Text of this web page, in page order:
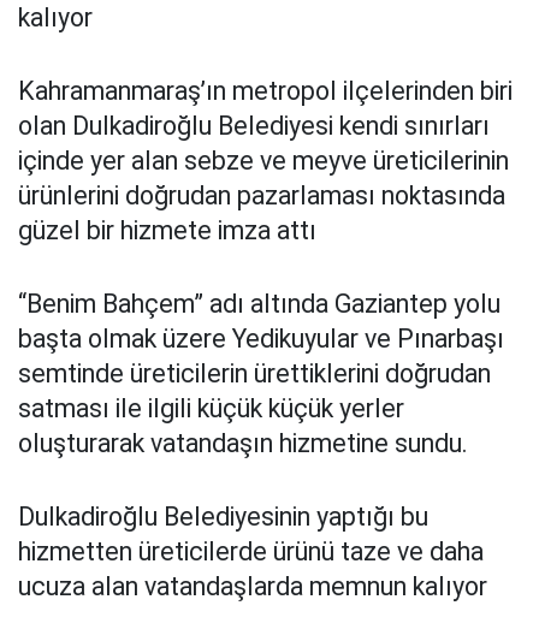
kalıyor
Kahramanmaraş’ın metropol ilçelerinden biri
olan Dulkadiroğlu Belediyesi kendi sınırları
içinde yer alan sebze ve meyve üreticilerinin
ürünlerini doğrudan pazarlaması noktasında
güzel bir hizmete imza attı
“Benim Bahçem” adı altında Gaziantep yolu
başta olmak üzere Yedikuyular ve Pınarbaşı
semtinde üreticilerin ürettiklerini doğrudan
satması ile ilgili küçük küçük yerler
oluşturarak vatandaşın hizmetine sundu.
Dulkadiroğlu Belediyesinin yaptığı bu
hizmetten üreticilerde ürünü taze ve daha
ucuza alan vatandaşlarda memnun kalıyor